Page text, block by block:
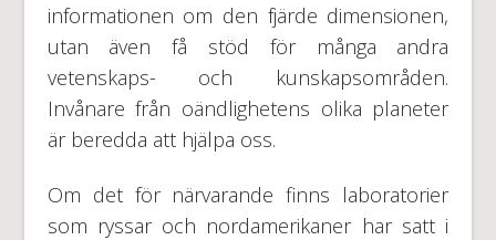
informationen om den fjärde dimensionen,
utan även få stöd för många andra
vetenskaps- och kunskapsområden.
Invånare från oändlighetens olika planeter
är beredda att hjälpa oss.
Om det för närvarande finns laboratorier
som ryssar och nordamerikaner har satt i